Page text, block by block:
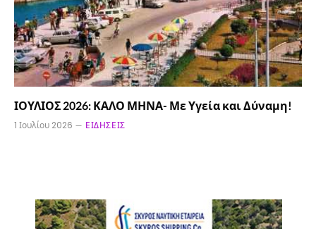
ΙΟΥΛΙΟΣ 2026: ΚΑΛΟ ΜΗΝΑ- Με Υγεία και Δύναμη!
1 Ιουλίου 2026 ΕΙΔΉΣΕΙΣ